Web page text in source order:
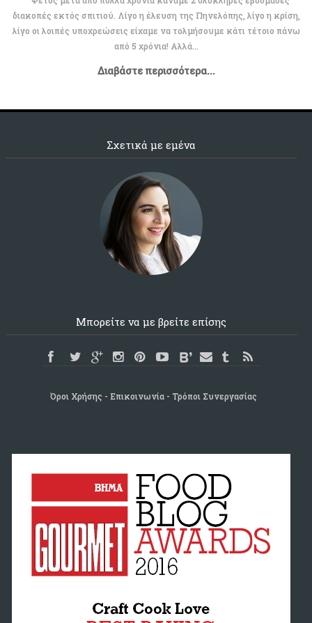
διακοπές εκτός σπιτιού. Λίγο η έλευση της Πηνελόπης, λίγο η κρίση,
λίγο οι λοιπές υποχρεώσεις είχαμε να τολμήσουμε κάτι τέτοιο πάνω
από 5 χρόνια! Αλλά...
Διαβάστε περισσότερα...
Σχετικά με εμένα
Μπορείτε να με βρείτε επίσης
Όροι Χρήσης Επικοινωνία Τρόποι Συνεργασίας